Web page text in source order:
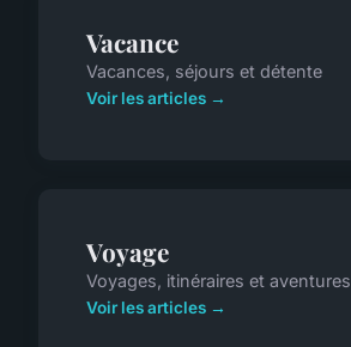
Vacance
Vacances, séjours et détente
Voir les articles →
Voyage
Voyages, itinéraires et aventures
Voir les articles →